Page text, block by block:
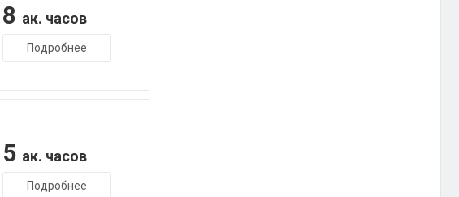
8 ак. часов
Подробнее
5 ак. часов
Подробнее